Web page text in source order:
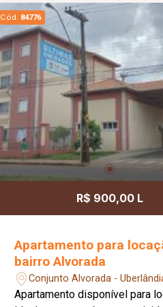
Cód. 84776
R$ 900,00 L
Apartamento para
bairro Alvorada
Conjunto Alvorada -
Apartamento disponível para